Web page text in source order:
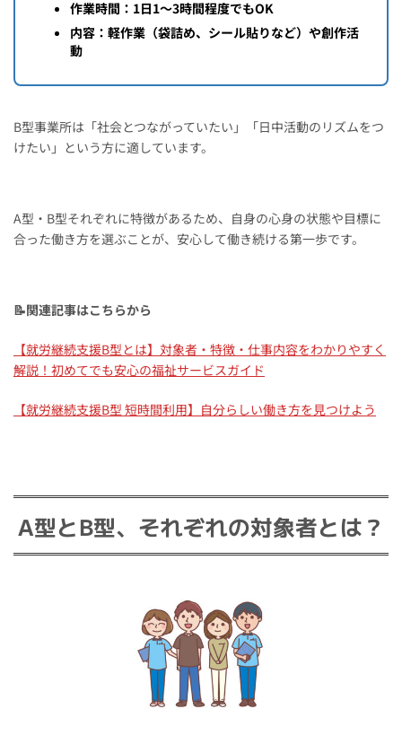
作業時間：1日1～3時間程度でもOK
内容：軽作業（袋詰め、シール貼りなど）や創作活
動
B型事業所は「社会とつながっていたい」「日中活動のリズムをつ
けたい」という方に適しています。
A型・B型それぞれに特徴があるため、自身の心身の状態や目標に
合った働き方を選ぶことが、安心して働き続ける第一歩です。
📝関連記事はこちらから
【就労継続支援B型とは】対象者・特徴・仕事内容をわかりやすく
解説！初めてでも安心の福祉サービスガイド
【就労継続支援B型 短時間利用】自分らしい働き方を見つけよう
A型とB型、それぞれの対象者とは？